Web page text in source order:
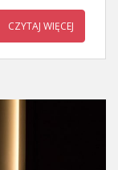
CZYTAJ WIĘCEJ